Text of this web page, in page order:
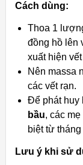
Cách dùng:
Thoa 1
đồng hồ lên
xuất hiện
Nên massa
các vết rạn.
Để phát huy
bầu, các
biệt từ
Lưu ý khi sử